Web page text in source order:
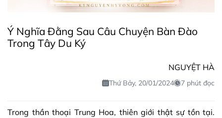
Ý Nghĩa Đằng Sau Câu Chuyện Bàn Đào
Trong Tây Du Ký
NGUYỆT HÀ
Thứ Bảy, 20/01/2024 7 phút đọc
Trong thần thoại Trung Hoa, thiên giới thật sự tồn tại.